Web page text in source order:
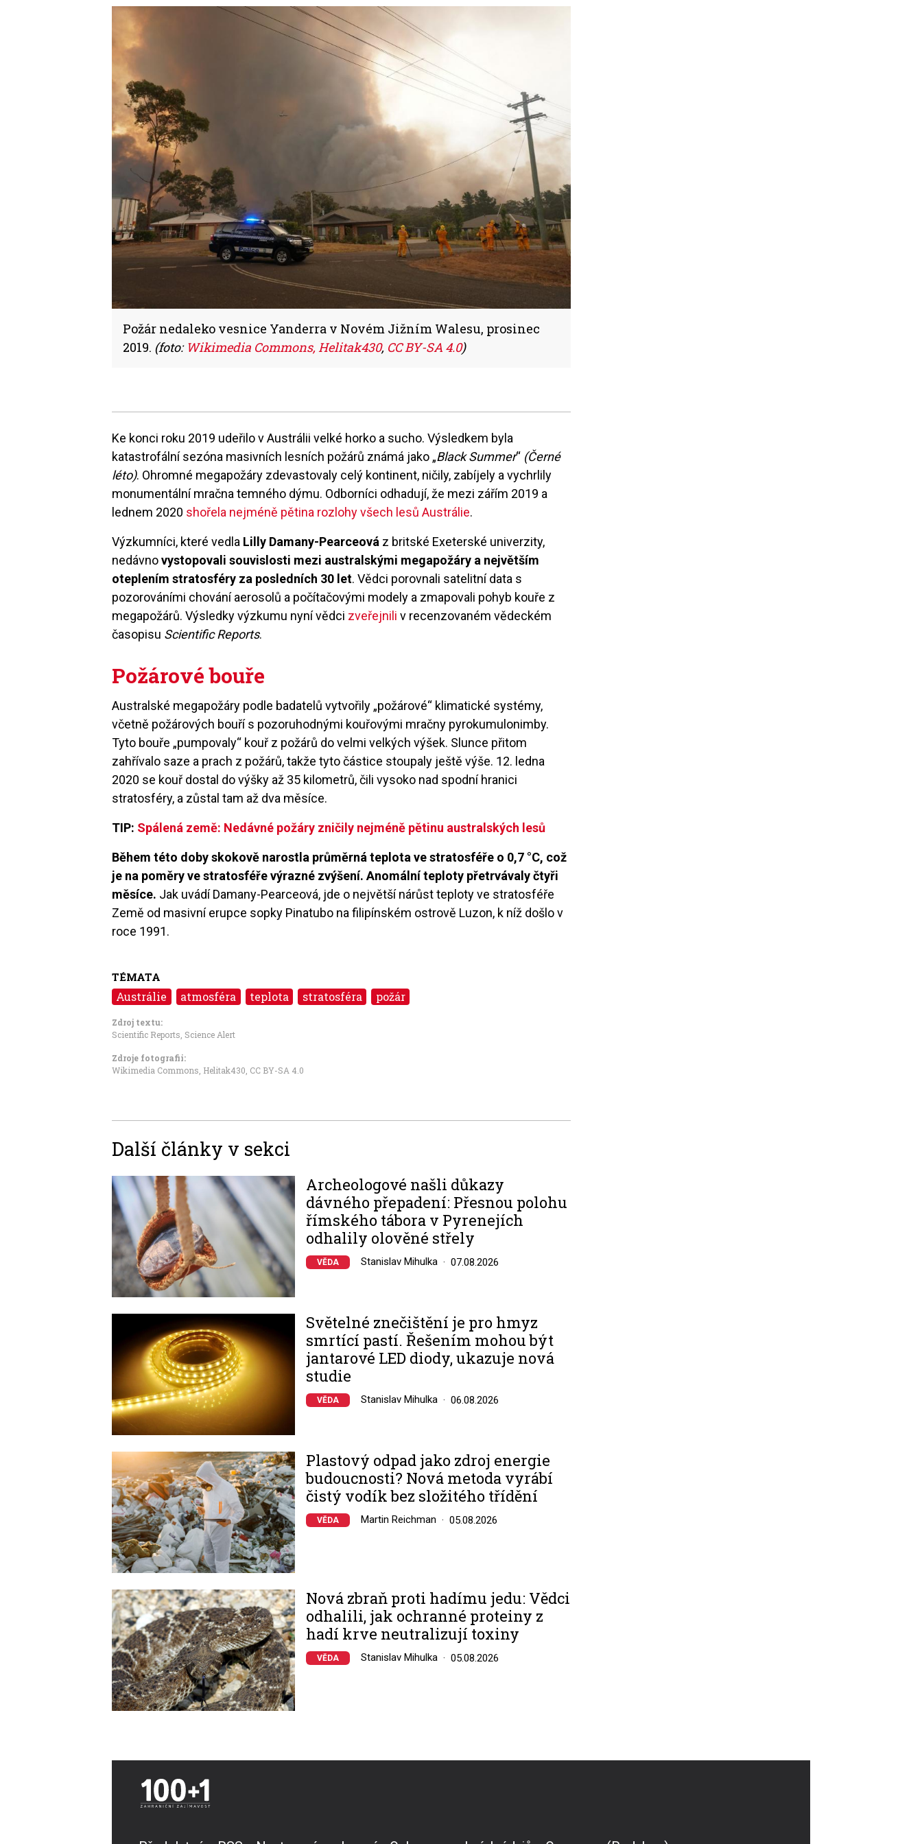
Požár nedaleko vesnice Yanderra v Novém Jižním Walesu, prosinec
2019. (foto: Wikimedia Commons, Helitak430, CC BY-SA 4.0)
Ke konci roku 2019 udeřilo v Austrálii velké horko a sucho. Výsledkem byla
katastrofální sezóna masivních lesních požárů známá jako „Black Summer“ (Černé
léto). Ohromné megapožáry zdevastovaly celý kontinent, ničily, zabíjely a vychrlily
monumentální mračna temného dýmu. Odborníci odhadují, že mezi zářím 2019 a
lednem 2020 shořela nejméně pětina rozlohy všech lesů Austrálie.
Výzkumníci, které vedla Lilly Damany-Pearceová z britské Exeterské univerzity,
nedávnovystopovali souvislosti mezi australskými megapožáry a největším
oteplením stratosféry za posledních 30 let. Vědci porovnali satelitní data s
pozorováními chování aerosolů a počítačovými modely a zmapovali pohyb kouře z
megapožárů. Výsledky výzkumu nyní vědci zveřejnili v recenzovaném vědeckém
časopisu Scientific Reports.
Požárové bouře
Australské megapožáry podle badatelů vytvořily „požárové“ klimatické systémy,
včetně požárových bouří s pozoruhodnými kouřovými mračny pyrokumulonimby.
Tyto bouře „pumpovaly“ kouř z požárů do velmi velkých výšek. Slunce přitom
zahřívalo saze a prach z požárů, takže tyto částice stoupaly ještě výše. 12. ledna
2020 se kouř dostal do výšky až 35 kilometrů, čili vysoko nad spodní hranici
stratosféry, a zůstal tam až dva měsíce.
TIP: Spálená země: Nedávné požáry zničily nejméně pětinu australských lesů
Během této doby skokově narostla průměrná teplota ve stratosféře o 0,7 °C, což
je na poměry ve stratosféře výrazné zvýšení. Anomální teploty přetrvávaly čtyři
měsíce. Jak uvádí Damany-Pearceová, jde o největší nárůst teploty ve stratosféře
Země od masivní erupce sopky Pinatubo na filipínském ostrově Luzon, k níž došlo v
roce 1991.
TÉMATA
Austrálie atmosféra teplota stratosféra požár
Zdroj textu:
Scientific Reports Science Alert
Zdroje fotografii:
Wikimedia Commons, Helitak430 CC BY-SA 4.0
Další články v sekci
Image
Archeologové našli důkazy
dávného přepadení: Přesnou polohu
římského tábora v Pyrenejích
odhalily olověné střely
VĚDA Stanislav Mihulka 07.08.2026
Světelné znečištění je pro hmyz
smrtící pastí. Řešením mohou být
jantarové LED diody, ukazuje nová
studie
VĚDA Stanislav Mihulka 06.08.2026
Image
Plastový odpad jako zdroj energie
budoucnosti? Nová metoda vyrábí
čistý vodík bez složitého třídění
VĚDA Martin Reichman 05.08.2026
Image
Nová zbraň proti hadímu jedu: Vědci
odhalili, jak ochranné proteiny z
hadí krve neutralizují toxiny
VĚDA Stanislav Mihulka 05.08.2026